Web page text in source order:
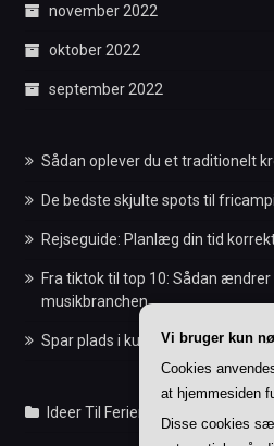
november 2022
oktober 2022
september 2022
Sådan oplever du et traditionelt
De bedste skjulte spots til
Rejseguide: Planlæg din tid
Fra tiktok til top 10: Sådan
musikbranchen
Spar plads i kufferten: Smarte
Ideer Til Feriens Indlæg
Vi bruger kun
Cookies
at hjemmesiden
Disse cookies